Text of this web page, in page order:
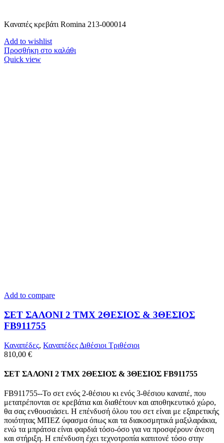
Kαναπές κρεβάτι Romina 213-000014
Add to wishlist
Προσθήκη στο καλάθι
Quick view
Add to compare
ΣΕΤ ΣΑΛΟΝΙ 2 TMX 2ΘΕΣΙΟΣ & 3ΘΕΣΙΟΣ
FB911755
Καναπέδες, Καναπέδες Διθέσιοι Τριθέσιοι
810,00 €
ΣΕΤ ΣΑΛΟΝΙ 2 TMX 2ΘΕΣΙΟΣ & 3ΘΕΣΙΟΣ FB911755
FB911755--Το σετ ενός 2-θέσιου κι ενός 3-θέσιου καναπέ, που
μετατρέπονται σε κρεβάτια και διαθέτουν και αποθηκευτικό χώρο,
θα σας ενθουσιάσει. Η επένδυσή όλου του σετ είναι με εξαιρετικής
ποιότητας ΜΠΕΖ ύφασμα όπως και τα διακοσμητικά μαξιλαράκια,
ενώ τα μπράτσα είναι φαρδιά τόσο-όσο για να προσφέρουν άνεση
και στήριξη. Η επένδυση έχει τεχνοτροπία καπιτονέ τόσο στην